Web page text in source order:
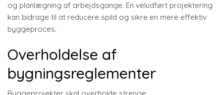
og planlægning af arbejdsgange. En veludført projektering
kan bidrage til at reducere spild og sikre en mere effektiv
byggeproces.
Overholdelse af
bygningsreglementer